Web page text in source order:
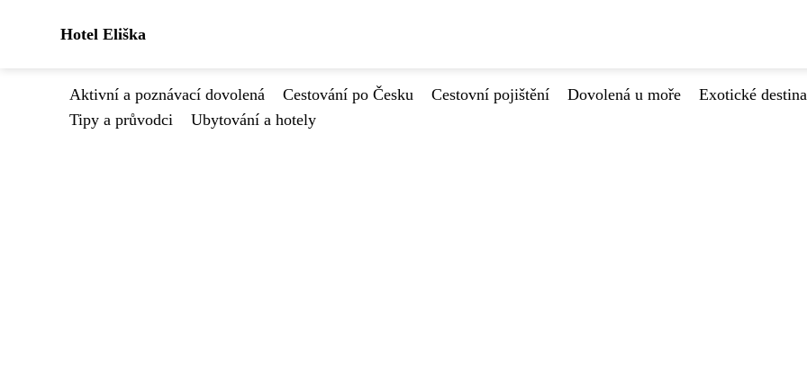
Hotel Eliška
Aktivní a poznávací dovolená Cestování po Česku Cestovní pojištění Dovolená u moře
Exotické
Tipy a průvodci
Ubytování a hotely